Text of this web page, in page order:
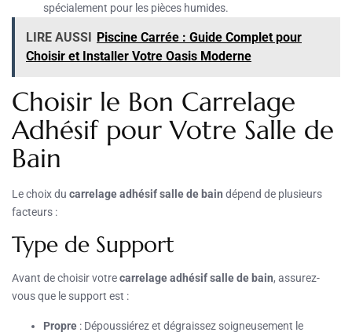
spécialement pour les pièces humides.
LIRE AUSSI Piscine Carrée : Guide Complet pour
Choisir et Installer Votre Oasis Moderne
Choisir le Bon Carrelage
Adhésif pour Votre Salle de
Bain
Le choix du carrelage adhésif salle de bain dépend de plusieurs
facteurs :
Type de Support
Avant de choisir votrecarrelage adhésif salle de bain, assurez-
vous que le support est :
Propre : Dépoussiérez et dégraissez soigneusement le